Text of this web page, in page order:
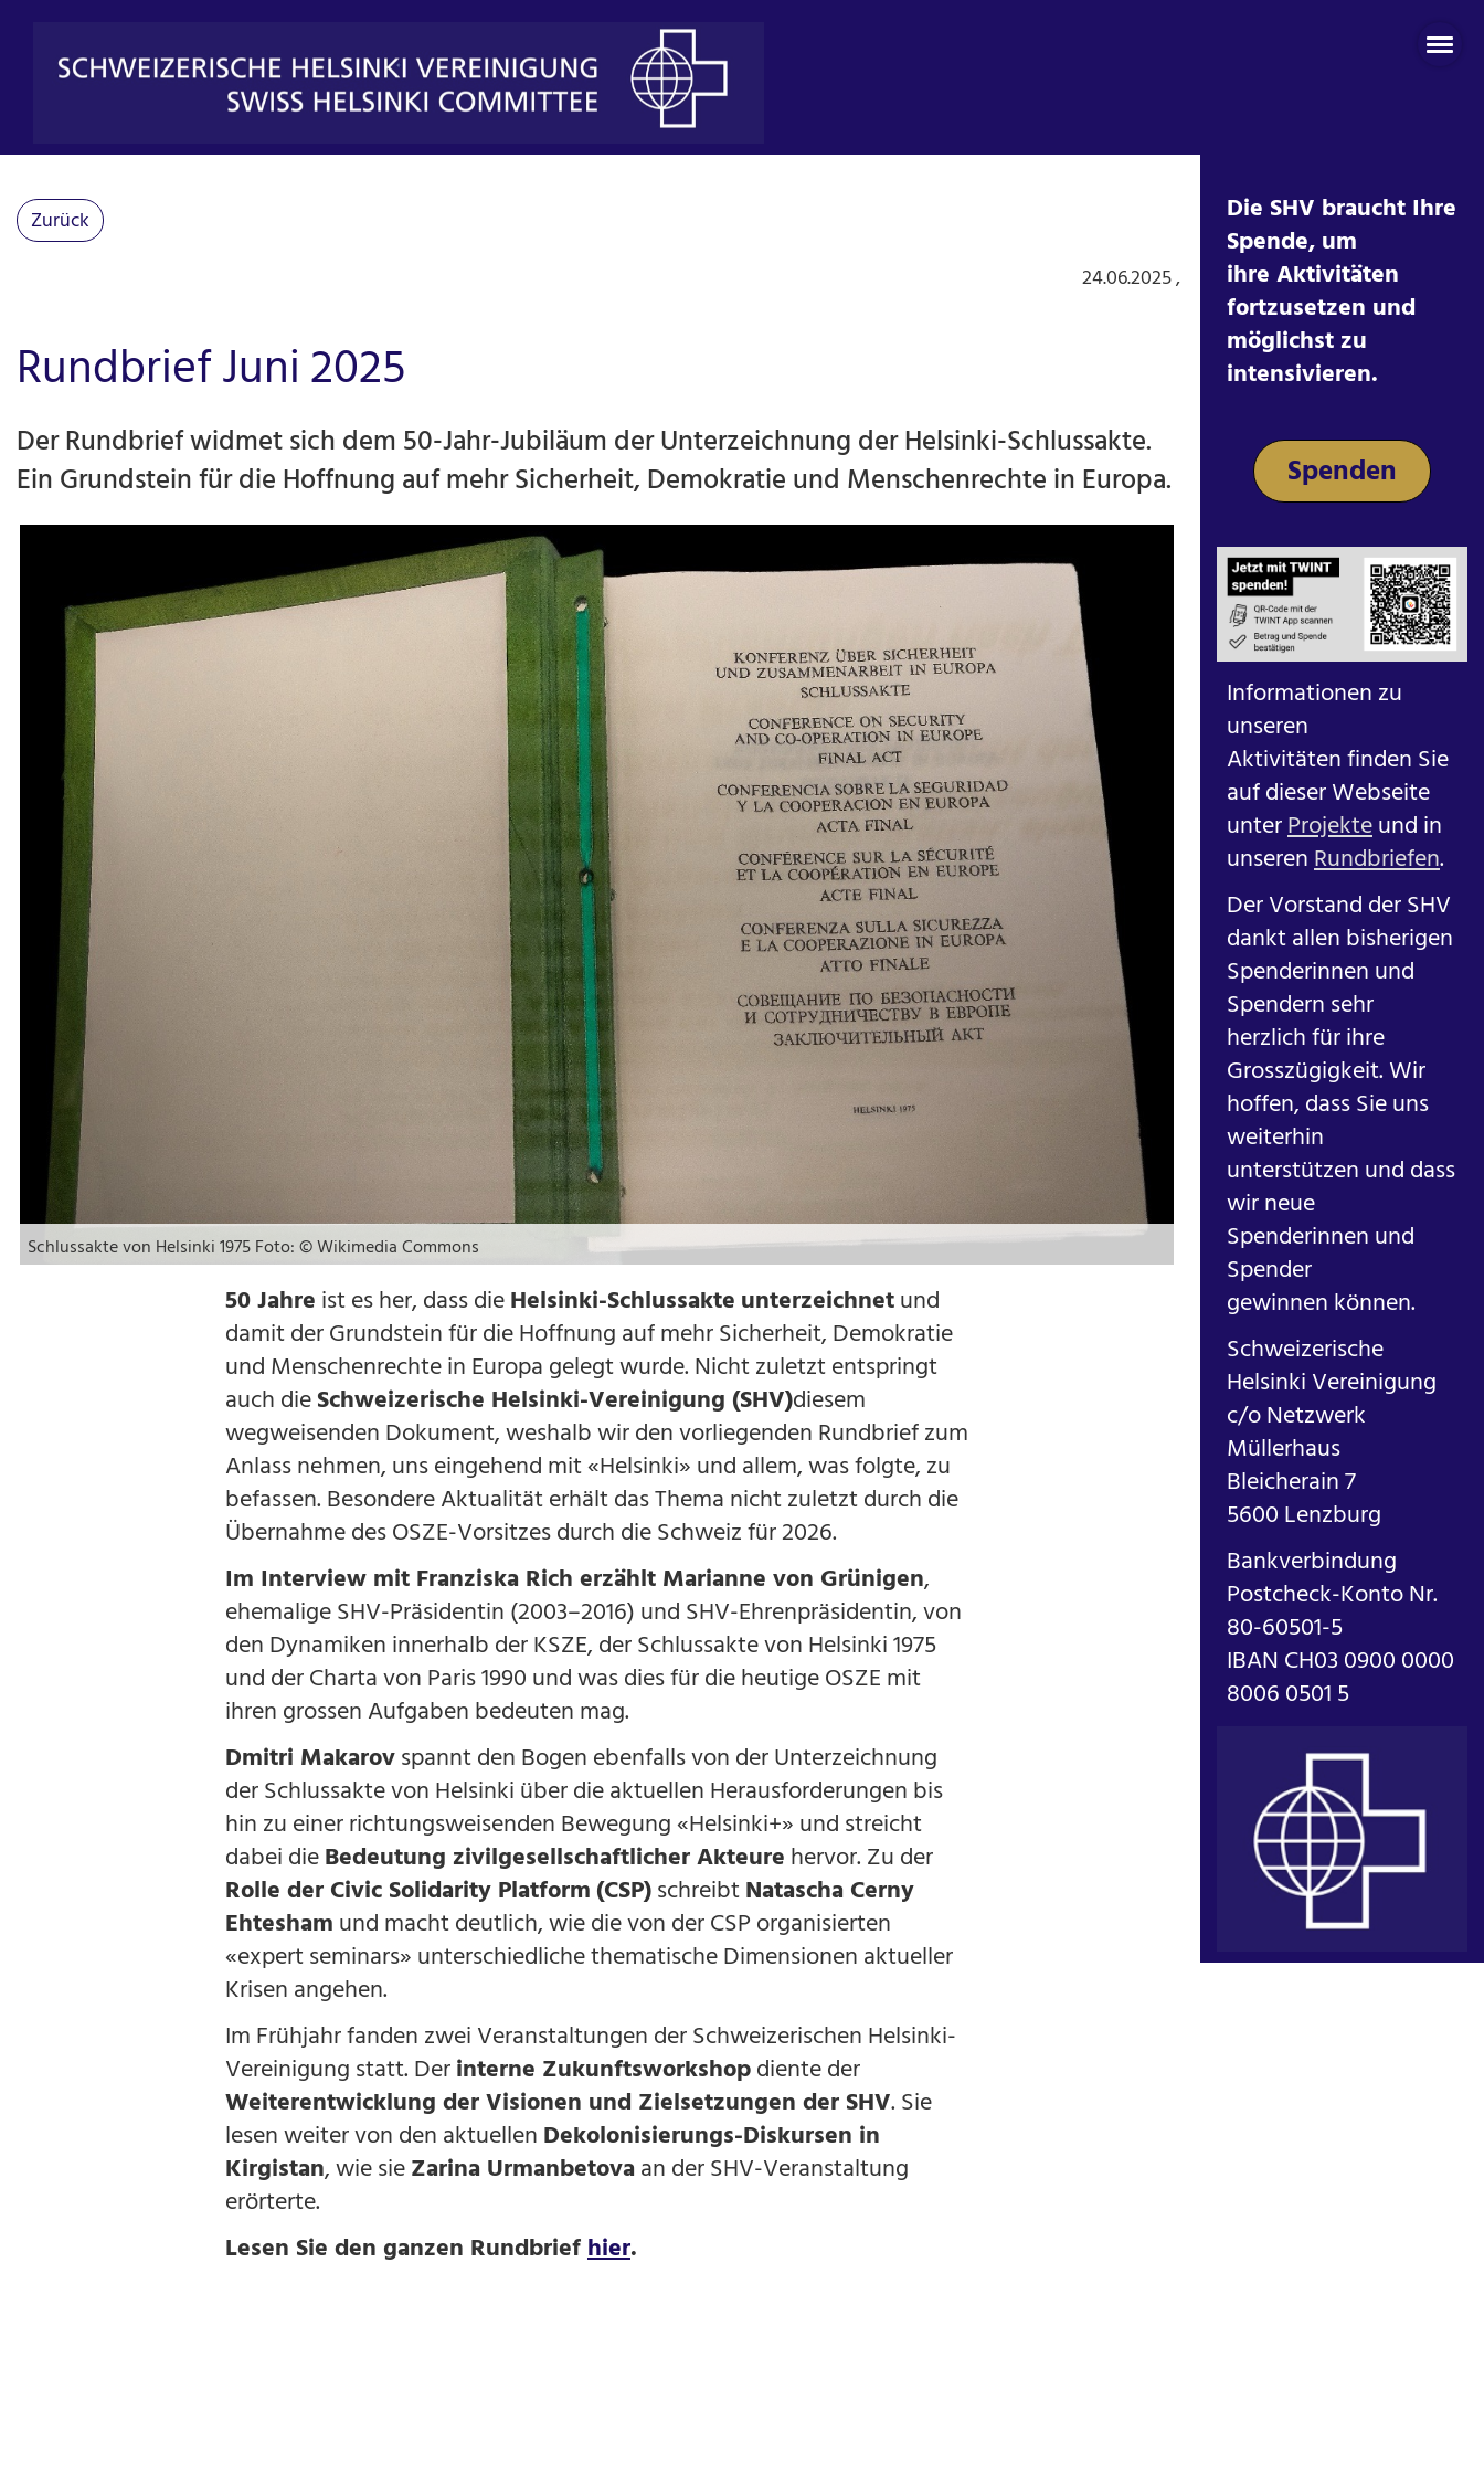
Zurück
24.06.2025,
Rundbrief Juni 2025
Der Rundbrief widmet sich dem 50-Jahr-Jubiläum der Unterzeichnung der Helsinki-Schlussakte.
Ein Grundstein für die Hoffnung auf mehr Sicherheit, Demokratie und Menschenrechte in Europa.
Schlussakte von Helsinki 1975 Foto: © Wikimedia Commons Schlussakte von Helsinki 1975 Foto:
50 Jahre ist es her, dass dieHelsinki-Schlussakte unterzeichnetund
damit der Grundstein für die Hoffnung auf mehr Sicherheit, Demokratie
und Menschenrechte in Europa gelegt wurde. Nicht zuletzt entspringt
auch dieSchweizerische Helsinki-Vereinigung (SHV)diesem
wegweisenden Dokument, weshalb wir den vorliegenden Rundbrief zum
Anlass nehmen, uns eingehend mit «Helsinki» und allem, was folgte, zu
befassen. Besondere Aktualität erhält das Thema nicht zuletzt durch die
Übernahme des OSZE-Vorsitzes durch die Schweiz für 2026.
Im Interview mit Franziska Rich erzählt Marianne von Grünigen,
ehemalige SHV-Präsidentin (2003–2016) und SHV-Ehrenpräsidentin, von
den Dynamiken innerhalb der KSZE, der Schlussakte von Helsinki 1975
und der Charta von Paris 1990 und was dies für die heutige OSZE mit
ihren grossen Aufgaben bedeuten mag.
Dmitri Makarovspannt den Bogen ebenfalls von der Unterzeichnung
der Schlussakte von Helsinki über die aktuellen Herausforderungen bis
hin zu einer richtungsweisenden Bewegung «Helsinki+» und streicht
dabei dieBedeutung zivilgesellschaftlicher Akteure hervor. Zu der
Rolle der Civic Solidarity Platform (CSP)schreibtNatascha Cerny
Ehtesham und macht deutlich, wie die von der CSP organisierten
«expert seminars» unterschiedliche thematische Dimensionen aktueller
Krisen angehen.
Im Frühjahr fanden zwei Veranstaltungen der Schweizerischen Helsinki-
Vereinigung statt. Derinterne Zukunftsworkshopdiente der
Weiterentwicklung der Visionen und Zielsetzungen der SHV. Sie
lesen weiter von den aktuellen Dekolonisierungs-Diskursen in
Kirgistan, wie sieZarina Urmanbetovaan der SHV-Veranstaltung
erörterte.
Lesen Sie den ganzen Rundbriefhier.
Die SHV braucht Ihre
Spende, um
ihre Aktivitäten
fortzusetzen und
möglichst zu
intensivieren.
Spenden
Informationen zu
unseren
Aktivitäten finden Sie
auf dieser Webseite
unterProjekteund in
unserenRundbriefen.
Der Vorstand der SHV
dankt allen bisherigen
Spenderinnen und
Spendern sehr
herzlich für ihre
Grosszügigkeit. Wir
hoffen, dass Sie uns
weiterhin
unterstützen und dass
wir neue
Spenderinnen und
Spender
gewinnen können.
Schweizerische
Helsinki Vereinigung
c/o Netzwerk
Müllerhaus
Bleicherain 7
5600 Lenzburg
Bankverbindung
Postcheck-Konto Nr.
80-60501-5
IBAN CH03 0900 0000
8006 0501 5